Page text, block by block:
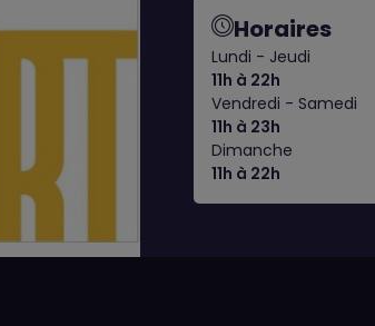
Horaires
Lundi - Jeudi
11h à 22h
Vendredi - Samedi
11h à 23h
Dimanche
11h à 22h